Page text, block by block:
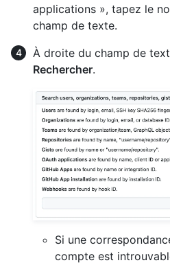
applications », tapez le
champ de texte.
À droite du champ de
Rechercher.
Si une
compte est